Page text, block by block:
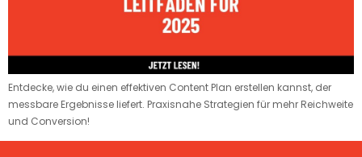
Entdecke, wie du einen effektiven Content Plan erstellen kannst, der
messbare Ergebnisse liefert. Praxisnahe Strategien für mehr Reichweite
und Conversion!